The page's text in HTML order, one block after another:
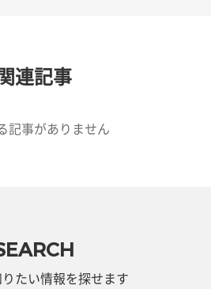
関連記事
記事がありません
たい情報を探せます